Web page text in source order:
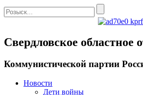
Свердловское областное
Коммунистической партии
Новости
Дети войны